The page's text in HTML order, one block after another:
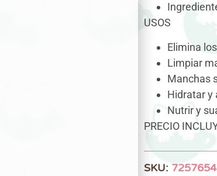
USOS
Elimina
Limpiar
Manchas
Hidratar y
Nutrir y
PRECIO
SKU: